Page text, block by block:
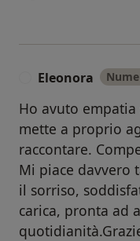
Eleonora
Ho avuto
mette a proprio
raccontare.
Mi piace davvero
il sorriso,
carica, pronta ad